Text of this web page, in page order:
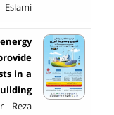
Eslami
in a
- Reza